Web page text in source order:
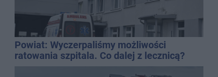
Powiat: Wyczerpaliśmy możliwości
ratowania szpitala. Co dalej z lecznicą?